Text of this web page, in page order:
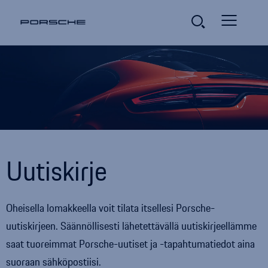
Uutiskirje
Oheisella lomakkeella voit tilata itsellesi Porsche-
uutiskirjeen. Säännöllisesti lähetettävällä uutiskirjeellämme
saat tuoreimmatPorsche-uutiset ja -tapahtumatiedot aina
suoraan sähköpostiisi.